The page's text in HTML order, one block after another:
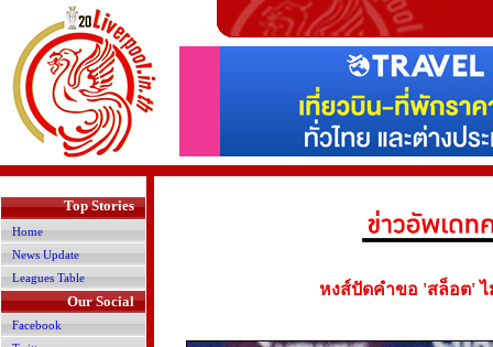
Top Stories
Home
News Update
Leagues Table
Our Social
Facebook
หงส์ปัดคำขอ 'สล็อต'